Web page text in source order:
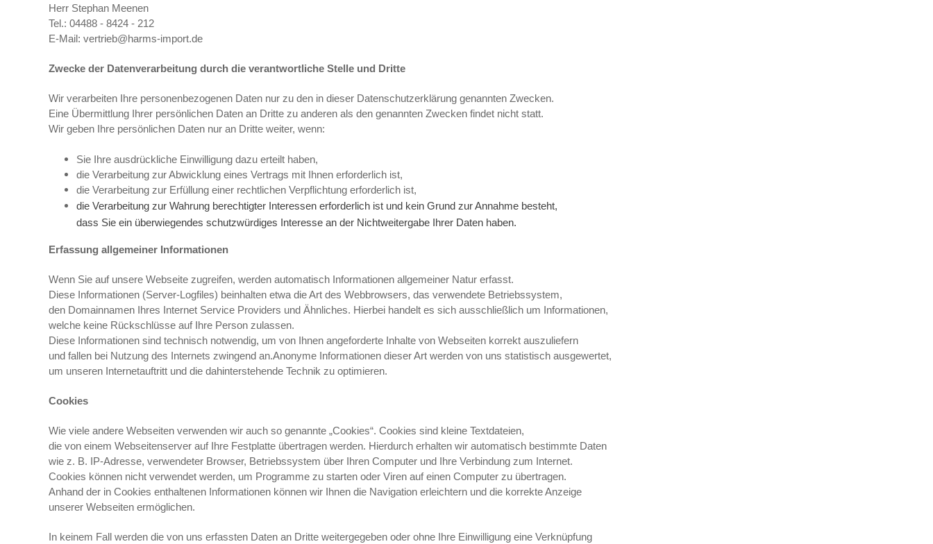
Herr Stephan Meenen
Tel.: 04488 - 8424 - 212
E-Mail: vertrieb@harms-import.de
Zwecke der Datenverarbeitung durch die verantwortliche Stelle und Dritte
Wir verarbeiten Ihre personenbezogenen Daten nur zu den in dieser Datenschutzerklärung genannten Zwecken.
Eine Übermittlung Ihrer persönlichen Daten an Dritte zu anderen als den genannten Zwecken findet nicht statt.
Wir geben Ihre persönlichen Daten nur an Dritte weiter, wenn:
Sie Ihre ausdrückliche Einwilligung dazu erteilt haben,
die Verarbeitung zur Abwicklung eines Vertrags mit Ihnen erforderlich ist,
die Verarbeitung zur Erfüllung einer rechtlichen Verpflichtung erforderlich ist,
die Verarbeitung zur Wahrung berechtigter Interessen erforderlich ist und kein Grund zur Annahme besteht,
dass Sie ein überwiegendes schutzwürdiges Interesse an der Nichtweitergabe Ihrer Daten haben.
Erfassung allgemeiner Informationen
Wenn Sie auf unsere Webseite zugreifen, werden automatisch Informationen allgemeiner Natur erfasst.
Diese Informationen (Server-Logfiles) beinhalten etwa die Art des Webbrowsers, das verwendete Betriebssystem,
den Domainnamen Ihres Internet Service Providers und Ähnliches. Hierbei handelt es sich ausschließlich um Informationen,
welche keine Rückschlüsse auf Ihre Person zulassen.
Diese Informationen sind technisch notwendig, um von Ihnen angeforderte Inhalte von Webseiten korrekt auszuliefern
und fallen bei Nutzung des Internets zwingend an.Anonyme Informationen dieser Art werden von uns statistisch ausgewertet,
um unseren Internetauftritt und die dahinterstehende Technik zu optimieren.
Cookies
Wie viele andere Webseiten verwenden wir auch so genannte „Cookies“. Cookies sind kleine Textdateien,
die von einem Webseitenserver auf Ihre Festplatte übertragen werden. Hierdurch erhalten wir automatisch bestimmte Daten
wie z. B. IP-Adresse, verwendeter Browser, Betriebssystem über Ihren Computer und Ihre Verbindung zum Internet.
Cookies können nicht verwendet werden, um Programme zu starten oder Viren auf einen Computer zu übertragen.
Anhand der in Cookies enthaltenen Informationen können wir Ihnen die Navigation erleichtern und die korrekte Anzeige
unserer Webseiten ermöglichen.
In keinem Fall werden die von uns erfassten Daten an Dritte weitergegeben oder ohne Ihre Einwilligung eine Verknüpfung